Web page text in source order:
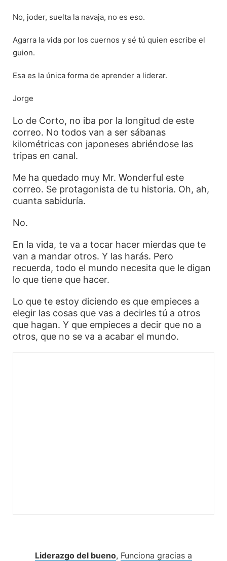
No, joder, suelta la navaja, no es eso.
Agarra la vida por los cuernos y sé tú quien escribe el
guion.
Esa es la única forma de aprender a liderar.
Jorge
Lo de Corto, no iba por la longitud de este
correo. No todos van a ser sábanas
kilométricas con japoneses abriéndose las
tripas en canal.
Me ha quedado muy Mr. Wonderful este
correo. Se protagonista de tu historia. Oh, ah,
cuanta sabiduría.
No.
En la vida, te va a tocar hacer mierdas que te
van a mandar otros. Y las harás. Pero
recuerda, todo el mundo necesita que le digan
lo que tiene que hacer.
Lo que te estoy diciendo es que empieces a
elegir las cosas que vas a decirles tú a otros
que hagan. Y que empieces a decir que no a
otros, que no se va a acabar el mundo.
Liderazgo del bueno, Funciona gracias a